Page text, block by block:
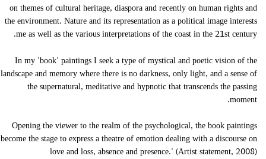
on themes of cultural heritage, diaspora and recently on human rights and
the environment. Nature and its representation as a political image interests
me as well as the various interpretations of the coast in the 21st century.
In my "book" paintings I seek a type of mystical and poetic vision of the
landscape and memory where there is no darkness, only light, and a sense of
the supernatural, meditative and hypnotic that transcends the passing
moment.
Opening the viewer to the realm of the psychological, the book paintings
become the stage to express a theatre of emotion dealing with a discourse on
love and loss, absence and presence." (Artist statement, 2008)